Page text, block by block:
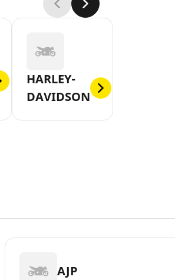
HARLEY-
DAVIDSON
AJP